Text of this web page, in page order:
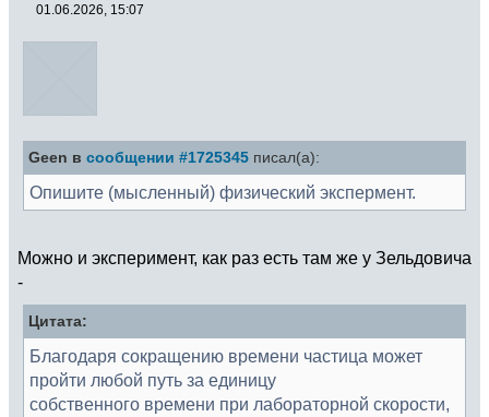
01.06.2026, 15:07
Geen в сообщении #1725345 писал(а):
Опишите (мысленный) физический экспермент.
Можно и эксперимент, как раз есть там же у Зельдовича
-
Цитата:
Благодаря сокращению времени частица может
пройти любой путь за единицу
собственного времени при лабораторной скорости,